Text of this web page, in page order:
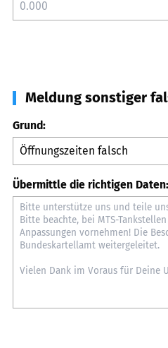
Meldung sonstiger
Grund:
Übermittle die richtigen Daten: